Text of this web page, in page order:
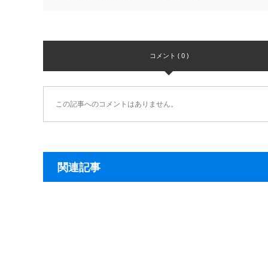
コメント ( 0 )
この記事へのコメントはありません。
関連記事